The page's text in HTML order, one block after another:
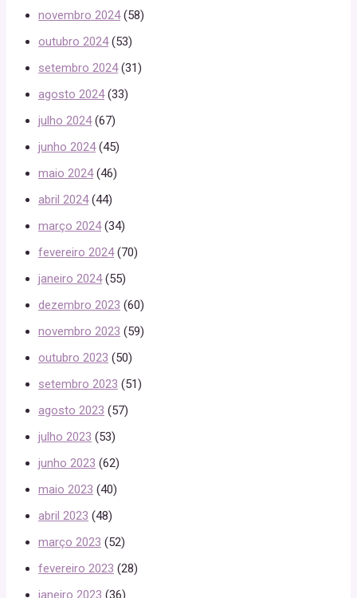
novembro 2024(58)
outubro 2024(53)
setembro 2024(31)
agosto 2024(33)
julho 2024(67)
junho 2024(45)
maio 2024(46)
abril 2024(44)
março 2024(34)
fevereiro 2024(70)
janeiro 2024(55)
dezembro 2023 (60)
novembro 2023 (59)
outubro 2023 (50)
setembro 2023 (51)
agosto 2023 (57)
julho 2023 (53)
junho 2023 (62)
maio 2023 (40)
abril 2023 (48)
março 2023 (52)
fevereiro 2023 (28)
janeiro 2023 (36)